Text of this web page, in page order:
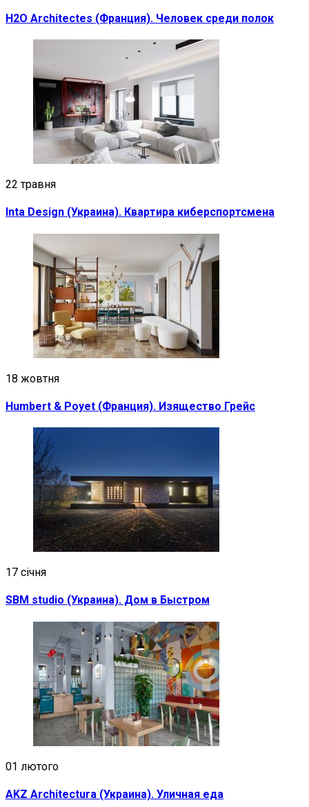
H2O Architectes (Франция). Человек среди полок
22 травня
Inta Design (Украина). Квартира киберспортсмена
18 жовтня
Humbert & Poyet (Франция). Изящество Грейс
17 січня
SBM studio (Украина). Дом в Быстром
01 лютого
AKZ Architectura (Украина). Уличная еда